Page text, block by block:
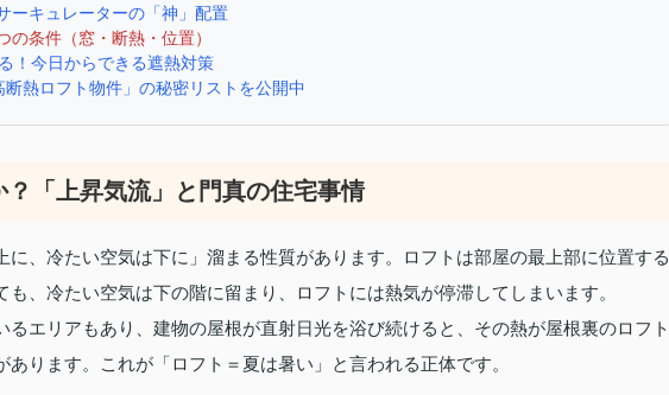
ーキュレーターの「神」配置
条件（窓・断熱・位置）
！今日からできる遮熱対策
熱ロフト物件」の秘密リストを公開中
「上昇気流」と門真の住宅事情
に、冷たい空気は下に」溜まる性質があります。ロフトは部屋の最上部に位置する
、冷たい空気は下の階に留まり、ロフトには熱気が停滞してしまいます。
るエリアもあり、建物の屋根が直射日光を浴び続けると、その熱が屋根裏のロフト
ります。これが「ロフト＝夏は暑い」と言われる正体です。